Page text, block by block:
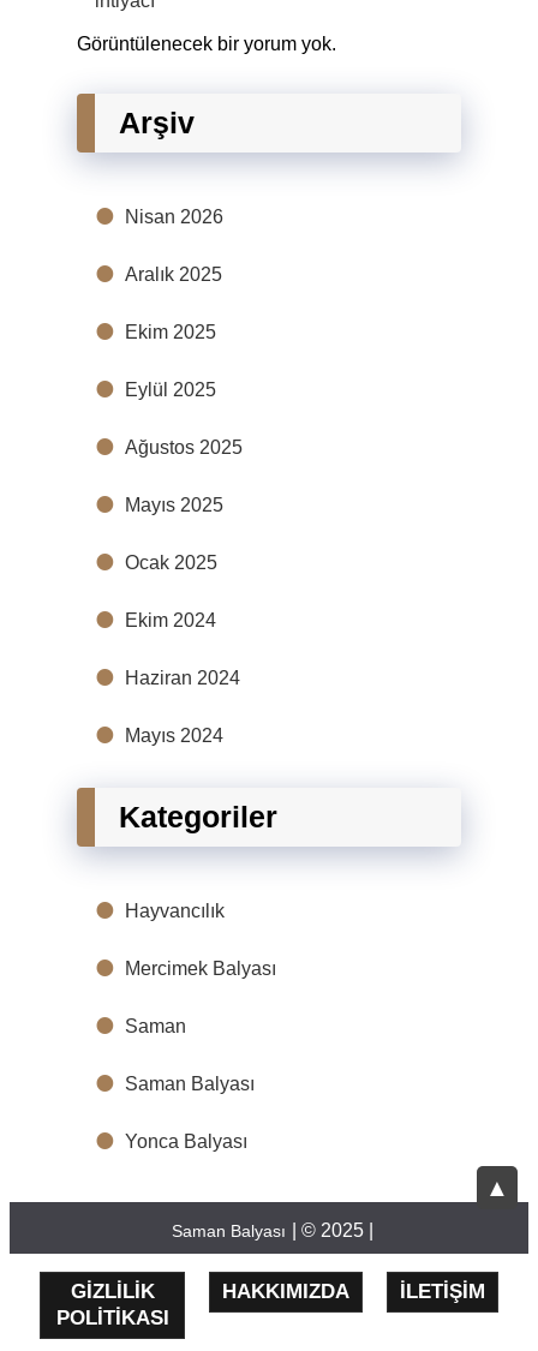
Görüntülenecek bir yorum yok.
Arşiv
Nisan 2026
Aralık 2025
Ekim 2025
Eylül 2025
Ağustos 2025
Mayıs 2025
Ocak 2025
Ekim 2024
Haziran 2024
Mayıs 2024
Kategoriler
Hayvancılık
Mercimek Balyası
Saman
Saman Balyası
Yonca Balyası
▲
Saman Balyası | © 2025 |
GIZLILIK
POLITIKASI
HAKKIMIZDA İLETIŞIM